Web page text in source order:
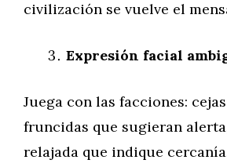
civilización se vuelve el
Expresión facial
Juega con las facciones:
fruncidas que sugieran
relajada que indique